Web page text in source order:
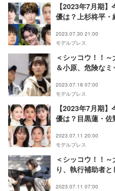
【2023年7月期
優は？上杉柊平
2023.07.30 21:00
モデルプレス
＜シッコウ！！
＆小原、危険な
2023.07.18 07:00
モデルプレス
【2023年7月期
優は？目黒蓮・
2023.07.11 20:00
モデルプレス
＜シッコウ！！
り、執行補助者
2023.07.11 07:00